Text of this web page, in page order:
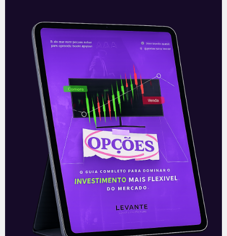
Rumo divulga projeções para
extensão da Malha Norte
Na terça-feira (05), a Rumo (RAIL3)
divulgou, via Fato Relevante, as projeções
para o projeto de construção, operação,
exploração e conservação, por meio de
autorização,
Leia mais
06/10/2021